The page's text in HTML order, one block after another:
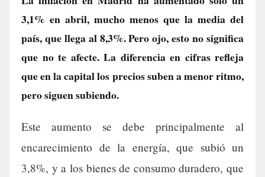
3,1% en abril, mucho menos que la media del
país, que llega al 8,3%. Pero ojo, esto no significa
que no te afecte. La diferencia en cifras refleja
que en la capital los precios suben a menor ritmo,
pero siguen subiendo.
Este aumento se debe principalmente al
encarecimiento de la energía, que subió un
3,8%, y a los bienes de consumo duradero, que